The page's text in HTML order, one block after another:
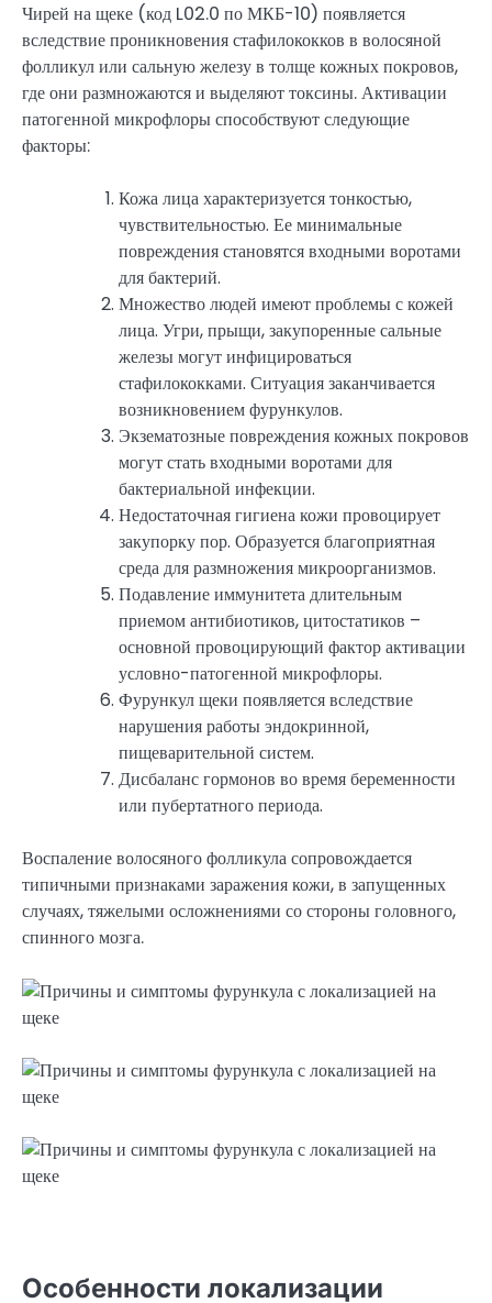
Чирей на щеке (код L02.0 по МКБ-10) появляется
вследствие проникновения стафилококков в волосяной
фолликул или сальную железу в толще кожных покровов,
где они размножаются и выделяют токсины. Активации
патогенной микрофлоры способствуют следующие
факторы:
Кожа лица характеризуется тонкостью,
чувствительностью. Ее минимальные
повреждения становятся входными воротами
для бактерий.
Множество людей имеют проблемы с кожей
лица. Угри, прыщи, закупоренные сальные
железы могут инфицироваться
стафилококками. Ситуация заканчивается
возникновением фурункулов.
Экзематозные повреждения кожных покровов
могут стать входными воротами для
бактериальной инфекции.
Недостаточная гигиена кожи провоцирует
закупорку пор. Образуется благоприятная
среда для размножения микроорганизмов.
Подавление иммунитета длительным
приемом антибиотиков, цитостатиков –
основной провоцирующий фактор активации
условно-патогенной микрофлоры.
Фурункул щеки появляется вследствие
нарушения работы эндокринной,
пищеварительной систем.
Дисбаланс гормонов во время беременности
или пубертатного периода.
Воспаление волосяного фолликула сопровождается
типичными признаками заражения кожи, в запущенных
случаях, тяжелыми осложнениями со стороны головного,
спинного мозга.
Особенности локализации